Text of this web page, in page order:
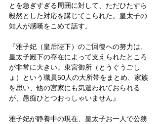
とを急ぎすぎる周囲に対して、ただひたすら
毅然とした対応を講じてこられた。皇太子の
知人が感嘆をこめて話す。
『雅子妃（皇后陛下）のご回復への努力は、
皇太子殿下の存在によって支えられたところ
が非常に大きい。東宮御所（とうぐうごし
ょ）という職員50人の大所帯をまとめ、家族
を思い、他の宮家にも気遣われておられる
が、愚痴ひとつおっしゃいません』
雅子妃が静養中の現在、皇太子お一人で公務